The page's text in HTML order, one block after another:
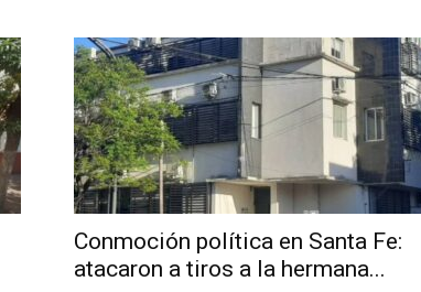
Conmoción política en Santa Fe:
atacaron a tiros a la hermana...